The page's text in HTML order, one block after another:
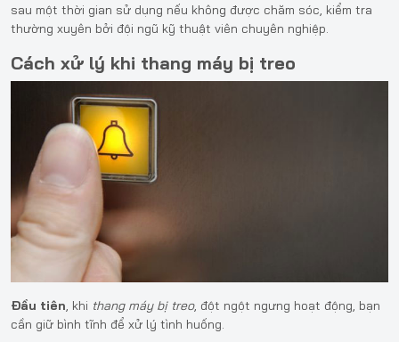
sau một thời gian sử dụng nếu không được chăm sóc, kiểm tra
thường xuyên bởi đội ngũ kỹ thuật viên chuyên nghiệp.
Cách xử lý khi thang máy bị treo
Đầu tiên, khi thang máy bị treo, đột ngột ngưng hoạt động, bạn
cần giữ bình tĩnh để xử lý tình huống.